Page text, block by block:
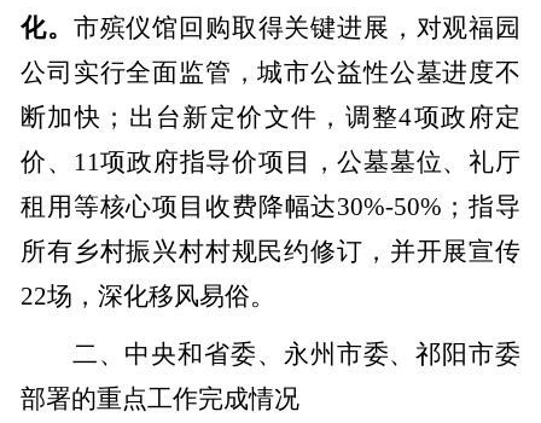
化。 市殡仪馆回购取得关键进展，对观福园
公司实行全面监管，城市公益性公墓进度不
断加快；出台新定价文件， 调整4项政府定
价、
11项政府指导价项目，公墓墓位、礼厅
租用等核心项目收费降幅达30%-50% ；指导
所有乡村振兴村村规民约修订，并开展宣传
22场，深化移风易俗。
二、中央和省委、永州市委、祁阳市委
部署的重点工作完成情况